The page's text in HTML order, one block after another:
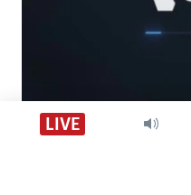
LIVE
Descarga VOA +